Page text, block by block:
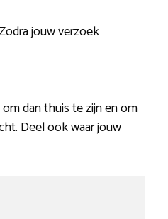
jouw verzoek
dan thuis te zijn en om
Deel ook waar jouw